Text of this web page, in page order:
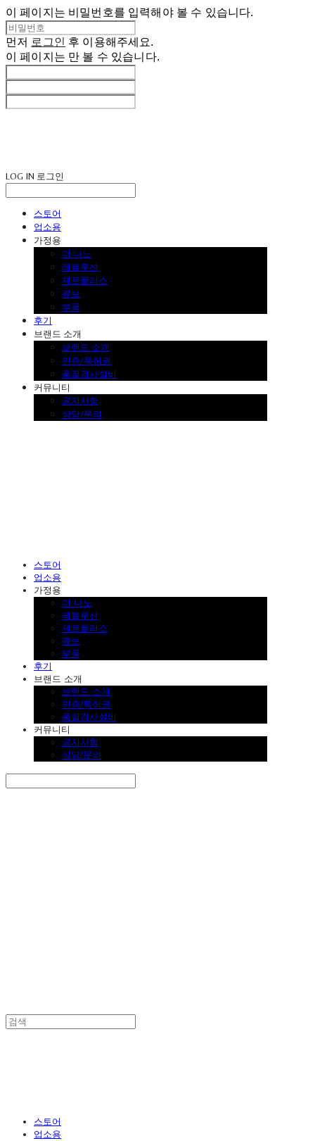
이 페이지는 비밀번호를 입력해야 볼 수 있습니다.
먼저 로그인 후 이용해주세요.
이 페이지는 만 볼 수 있습니다.
LOG IN 로그인
스토어
업소용
가정용
더 나노
레볼루션
제로플러스
큐브
부품
후기
브랜드 소개
브랜드 소개
인증/특허권
품질검사설비
커뮤니티
공지사항
상담/문의
스토어
업소용
가정용
더 나노
레볼루션
제로플러스
큐브
부품
후기
브랜드 소개
브랜드 소개
인증/특허권
품질검사설비
커뮤니티
공지사항
상담/문의
스토어
업소용